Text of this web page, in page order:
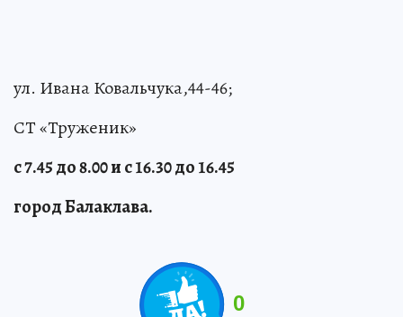
ул. Ивана Ковальчука,44-46;
СТ «Труженик»
с 7.45 до 8.00 и с 16.30 до 16.45
город Балаклава.
0